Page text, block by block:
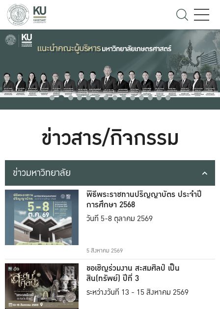
ข่าวสาร/กิจกรรม
ข่าวมหาวิทยาลัย
พิธีพระราชทานปริญญาบัตร ประจำปี
การศึกษา 2568
วันที่ 5-8 ตุลาคม 2569
5 สิงหาคม 2569
ขอเชิญร่วมงาน สะสมศิลป์ เป็น
สิน(ทรัพย์) ปีที่ 3
ระหว่างวันที่ 13 - 15 สิงหาคม 2569